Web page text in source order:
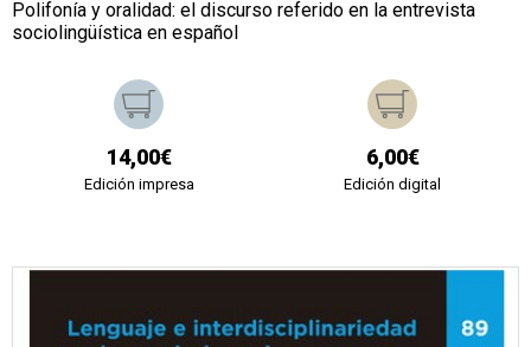
Polifonía y oralidad: el discurso referido en la entrevista
sociolingüística en español
14,00€
Edición impresa
6,00€
Edición digital